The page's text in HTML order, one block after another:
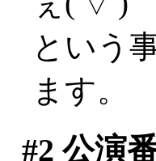
という
ます。
#2 公演